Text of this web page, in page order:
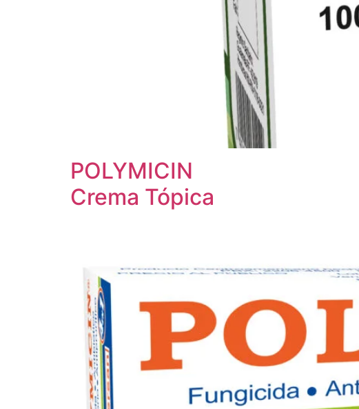
POLYMICIN
Crema Tópica